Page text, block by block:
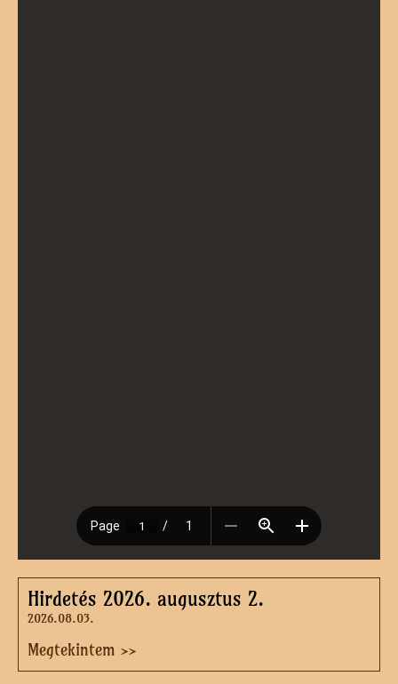
Hirdetés 2026. augusztus 2.
2026.08.03.
Megtekintem >>